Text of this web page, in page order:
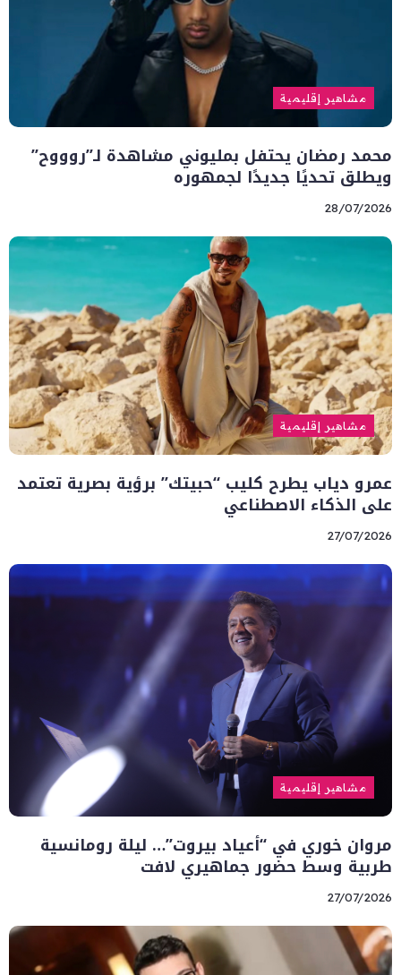
مشاهير إقليمية
محمد رمضان يحتفل بمليوني مشاهدة لـ”روووح”
ويطلق تحديًا جديدًا لجمهوره
28/07/2026
مشاهير إقليمية
عمرو دياب يطرح كليب “حبيتك” برؤية بصرية تعتمد
على الذكاء الاصطناعي
27/07/2026
مشاهير إقليمية
مروان خوري في “أعياد بيروت”… ليلة رومانسية
طربية وسط حضور جماهيري لافت
27/07/2026